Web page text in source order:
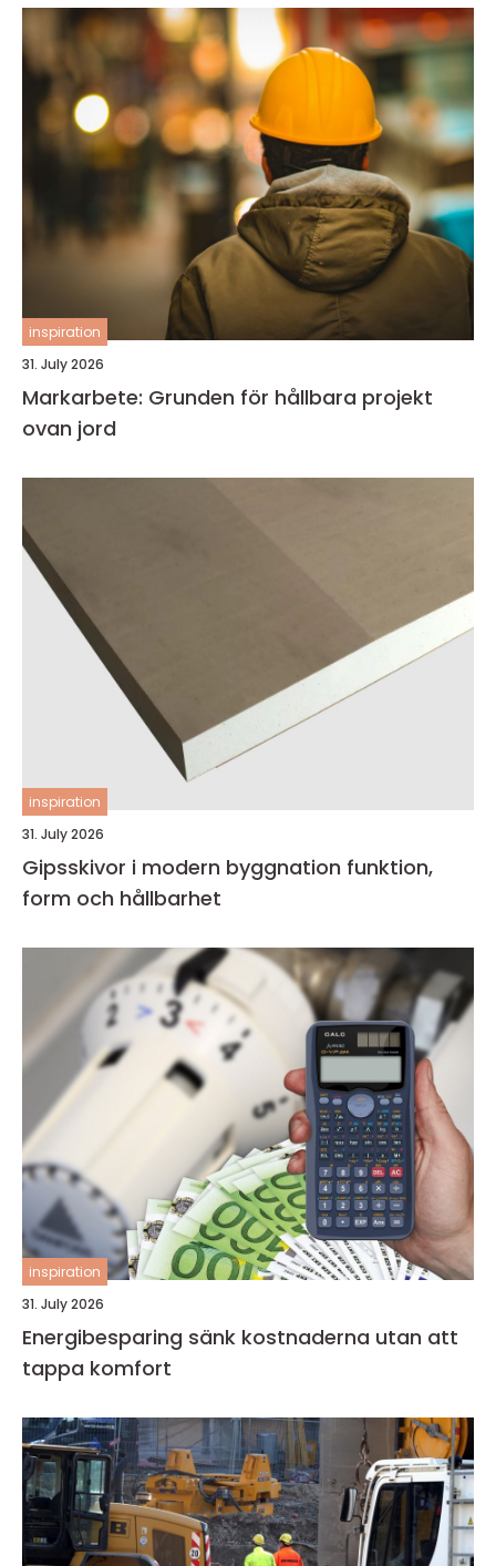
inspiration
31. July 2026
Markarbete: Grunden för hållbara projekt
ovan jord
inspiration
31. July 2026
Gipsskivor i modern byggnation funktion,
form och hållbarhet
inspiration
31. July 2026
Energibesparing sänk kostnaderna utan att
tappa komfort